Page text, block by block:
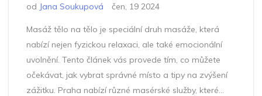
od Jana Soukupová čen, 19 2024
Masáž tělo na tělo je speciální druh masáže, která
nabízí nejen fyzickou relaxaci, ale také emocionální
uvolnění. Tento článek vás provede tím, co můžete
očekávat, jak vybrat správné místo a tipy na zvýšení
zážitku. Praha nabízí různé masérské služby, které